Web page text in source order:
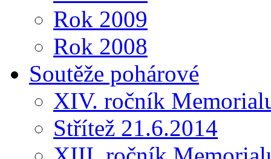
Rok 2009
Rok 2008
Soutěže pohárové
XIV. ročník
Střítež 21.6.2014